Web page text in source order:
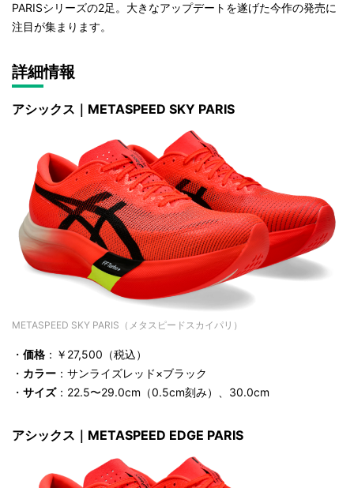
PARISシリーズの2足。大きなアップデートを遂げた今作の発売に
注目が集まります。
詳細情報
アシックス｜METASPEED SKY PARIS
METASPEED SKY PARIS（メタスピードスカイパリ）
・ 価格 ：￥27,500（税込）
・ カラー ：サンライズレッド×ブラック
・ サイズ：22.5〜29.0cm（0.5cm刻み）、30.0cm
アシックス｜METASPEED EDGE PARIS